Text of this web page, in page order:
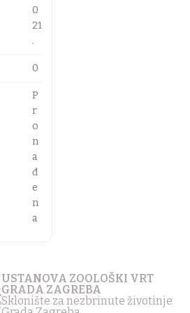
0
21
.
0
P
r
o
n
a
đ
e
n
a
USTANOVA ZOOLOŠKI VRT
GRADA ZAGREBA
Sklonište za nezbrinute životinje